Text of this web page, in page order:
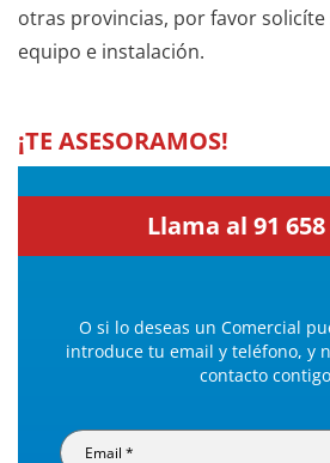
otras provincias, por favor
equipo e instalación.
¡TE ASESORAMOS!
Llama al 91 658
O si lo deseas un Comercial
introduce tu email y teléfono, y
contacto